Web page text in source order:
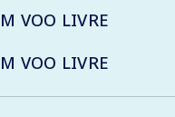
VOO LIVRE
VOO LIVRE